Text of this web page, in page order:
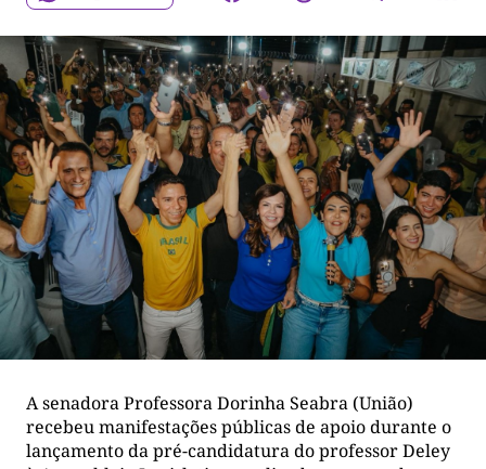
A senadora Professora Dorinha Seabra (União)
recebeu manifestações públicas de apoio durante o
lançamento da pré-candidatura do professor Deley